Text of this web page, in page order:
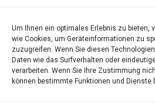
Um Ihnen ein optimales Erlebnis zu bieten,
wie Cookies, um Geräteinformationen zu
zuzugreifen. Wenn Sie diesen
Daten wie das Surfverhalten oder
verarbeiten. Wenn Sie Ihre Zustimmung
können bestimmte Funktionen und Dienste